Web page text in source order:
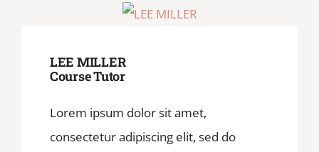
LEE MILLER
Course Tutor
Lorem ipsum dolor sit amet,
consectetur adipiscing elit, sed do